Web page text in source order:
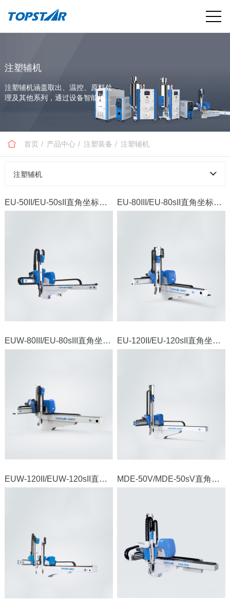
注塑辅机
注塑辅机涵盖取出、温控、原料处
理及其他系列，通过设备智能协同
与数据互联，助力客户实现高效、
首页 产品中心 注塑装备 注塑辅机
注塑辅机
EU-50II/EU-50sII直角坐标机器人 EU-80III/EU-80sII直角坐标机器人
EUW-80III/EU-80sIII直角坐标机器人 EU-120II/EU-120sII直角坐标机器人
EUW-120II/EUW-120sII直角坐标机器人 MDE-50V/MDE-50sV直角坐标机器人